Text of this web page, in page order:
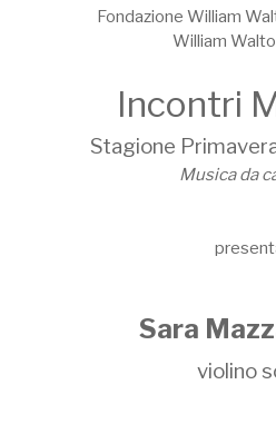
Fondazione William
William
Incontri
Stagione
Musica da
Sara
violino